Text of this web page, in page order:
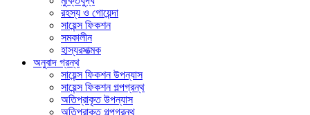
রহস্য ও গোয়েন্দা
সায়েন্স ফিকশন
সমকালীন
হাস্যরসাত্মক
অনুবাদ গ্রন্থ
সায়েন্স ফিকশন উপন্যাস
সায়েন্স ফিকশন গল্পগ্রন্থ
অতিপ্রাকৃত উপন্যাস
অতিপ্রাকৃত গল্পগ্রন্থ